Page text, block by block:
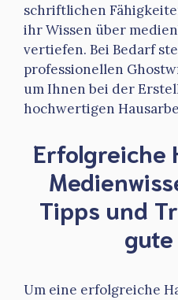
schriftlichen
ihr Wissen über
vertiefen. Bei Bedarf
professionellen
um Ihnen bei der
hochwertigen
Erfolgreiche
Tipps und
Um eine erfolgreiche